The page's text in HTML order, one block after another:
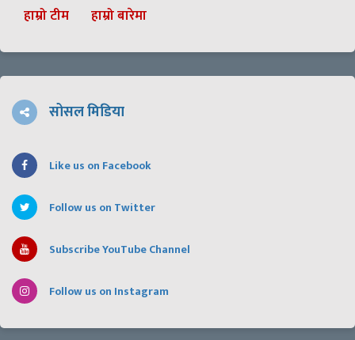
हाम्रो टीम हाम्रो बारेमा
सोसल मिडिया
Like us on Facebook
Follow us on Twitter
Subscribe YouTube Channel
Follow us on Instagram